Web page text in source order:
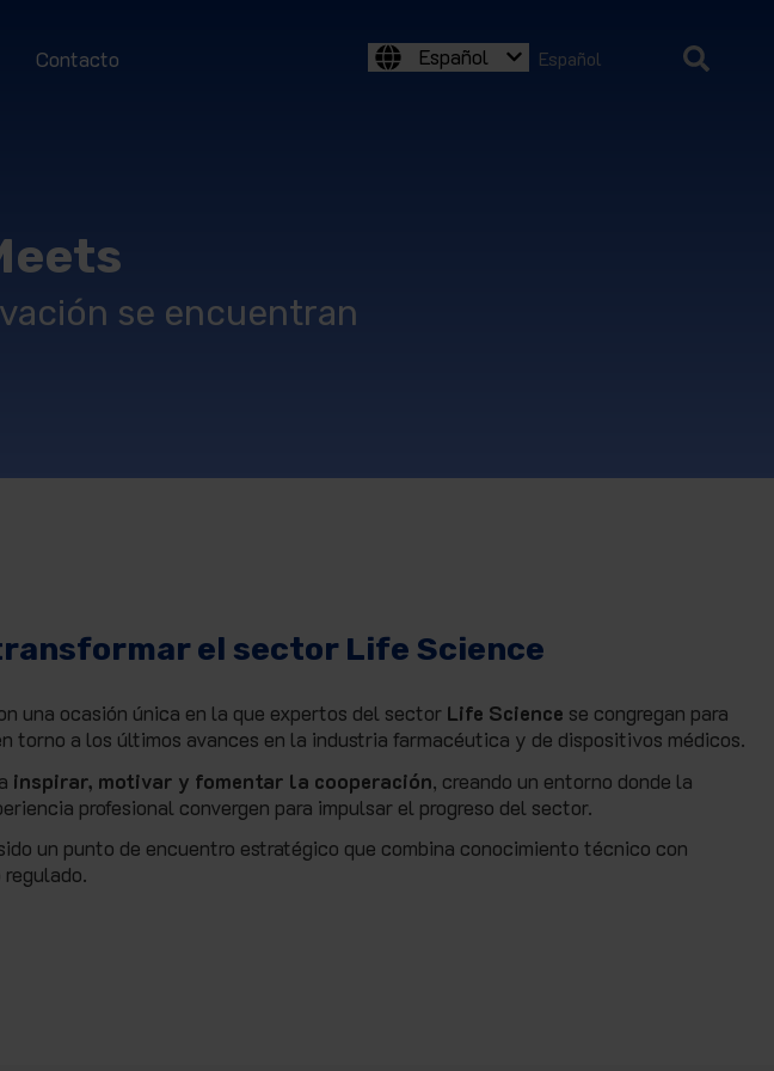
Contacto Español Español
se encuentran
el sector Life Science
una ocasión única en la que expertos del sector Life Science se congregan para
torno a los últimos avances en la industria farmacéutica y de dispositivos médicos.
inspirar, motivar y fomentar la cooperación, creando un entorno donde la
profesional convergen para impulsar el progreso del sector.
un punto de encuentro estratégico que combina conocimiento técnico con